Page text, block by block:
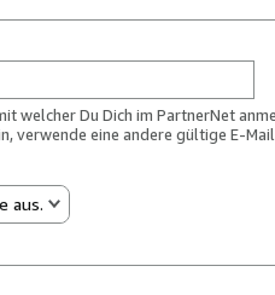
welcher Du Dich im PartnerNet
verwende eine andere gültige E-
aus.